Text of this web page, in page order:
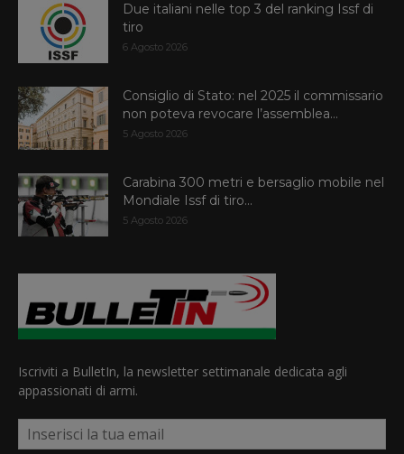
Due italiani nelle top 3 del ranking Issf di
tiro
6 Agosto 2026
Consiglio di Stato: nel 2025 il commissario
non poteva revocare l’assemblea...
5 Agosto 2026
Carabina 300 metri e bersaglio mobile nel
Mondiale Issf di tiro...
5 Agosto 2026
Iscriviti a BulletIn, la newsletter settimanale dedicata agli
appassionati di armi.